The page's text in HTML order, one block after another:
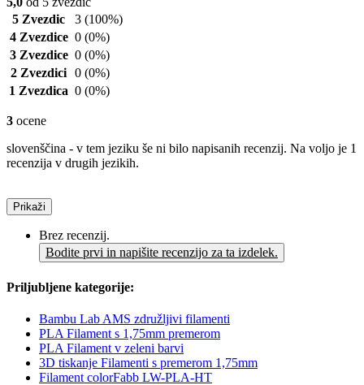
5 Zvezdic
3 (100%)
4 Zvezdice 0 (0%)
3 Zvezdice 0 (0%)
2 Zvezdici 0 (0%)
1 Zvezdica 0 (0%)
3 ocene
slovenščina - v tem jeziku še ni bilo napisanih recenzij. Na voljo je 1
recenzija v drugih jezikih.
Prikaži
Brez recenzij.
Bodite prvi in napišite recenzijo za ta izdelek.
Priljubljene kategorije:
Bambu Lab AMS združljivi filamenti
PLA Filament s 1,75mm premerom
PLA Filament v zeleni barvi
3D tiskanje Filamenti s premerom 1,75mm
Filament colorFabb LW-PLA-HT